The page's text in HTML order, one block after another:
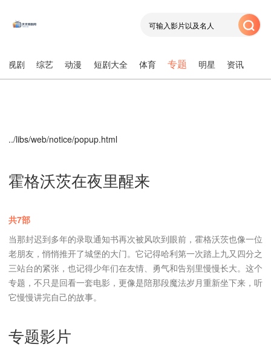
视剧 综艺 动漫 短剧大全 体育 专题 明星 资讯
../libs/web/notice/popup.html
霍格沃茨在夜里醒来
共7部
当那封迟到多年的录取通知书再次被风吹到眼前，霍格沃茨也像一位
老朋友，悄悄推开了城堡的大门。它记得哈利第一次踏上九又四分之
三站台的紧张，也记得少年们在友情、勇气和告别里慢慢长大。这个
专题，不只是回看一套电影，更像是陪那段魔法岁月重新坐下来，听
它慢慢讲完自己的故事。
专题影片